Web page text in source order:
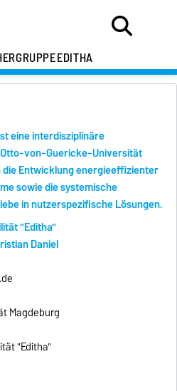
EDITHA
eine interdisziplinäre
von-Guericke-Universität
die Entwicklung energieeffizienter
sowie die systemische
in nutzerspezifische Lösungen.
"Editha"
Daniel
Magdeburg
"Editha"